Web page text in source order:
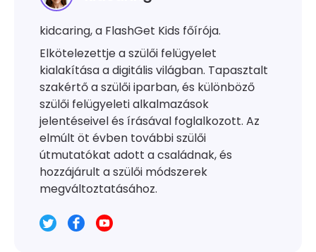
kidcaring, a FlashGet Kids főírója.
Elkötelezettje a szülői felügyelet
kialakítása a digitális világban. Tapasztalt
szakértő a szülői iparban, és különböző
szülői felügyeleti alkalmazások
jelentéseivel és írásával foglalkozott. Az
elmúlt öt évben további szülői
útmutatókat adott a családnak, és
hozzájárult a szülői módszerek
megváltoztatásához.